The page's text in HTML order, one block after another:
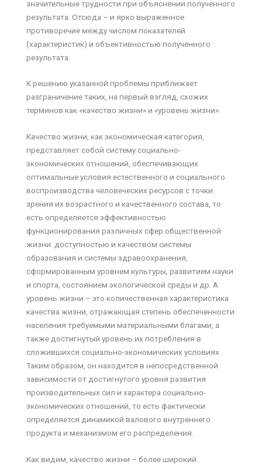
значительные трудности при объяснении полученного
результата. Отсюда – и ярко выраженное
противоречие между числом показателей
(характеристик) и объективностью полученного
результата.
К решению указанной проблемы приближает
разграничение таких, на первый взгляд, схожих
терминов как «качество жизни» и «уровень жизни».
Качество жизни, как экономическая категория,
представляет собой систему социально-
экономических отношений, обеспечивающих
оптимальные условия естественного и социального
воспроизводства человеческих ресурсов с точки
зрения их возрастного и качественного состава, то
есть определяется эффективностью
функционирования различных сфер общественной
жизни: доступностью и качеством системы
образования и системы здравоохранения,
сформированным уровнем культуры, развитием науки
и спорта, состоянием экологической среды и др. А
уровень жизни – это количественная характеристика
качества жизни, отражающая степень обеспеченности
населения требуемыми материальными благами, а
также достигнутый уровень их потребления в
сложившихся социально-экономических условиях.
Таким образом, он находится в непосредственной
зависимости от достигнутого уровня развития
производительных сил и характера социально-
экономических отношений, то есть фактически
определяется динамикой валового внутреннего
продукта и механизмом его распределения.
Как видим, качество жизни – более широкий